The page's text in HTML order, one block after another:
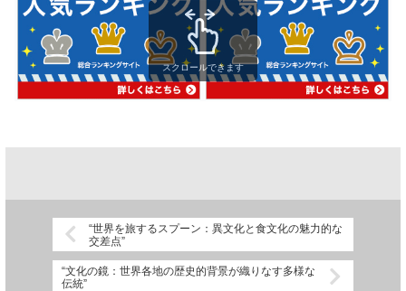
スクロールできます
“世界を旅するスプーン：異文化と食文化の魅力的な
交差点”
“文化の鏡：世界各地の歴史的背景が織りなす多様な
伝統”